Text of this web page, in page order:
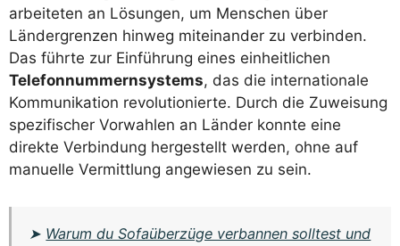
arbeiteten an Lösungen, um Menschen über
Ländergrenzen hinweg miteinander zu verbinden.
Das führte zur Einführung eines einheitlichen
Telefonnummernsystems, das die internationale
Kommunikation revolutionierte. Durch die Zuweisung
spezifischer Vorwahlen an Länder konnte eine
direkte Verbindung hergestellt werden, ohne auf
manuelle Vermittlung angewiesen zu sein.
➤ Warum du Sofaüberzüge verbannen solltest und